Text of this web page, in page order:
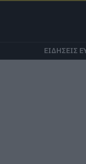
ΕΙΔΗΣΕΙΣ